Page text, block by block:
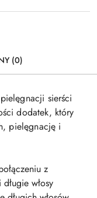
(0)
sierści
dodatek, który
pielęgnację i
z
włosy